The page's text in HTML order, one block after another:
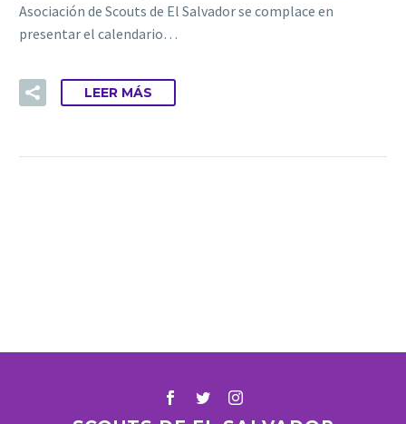
Asociación de Scouts de El Salvador se complace en
presentar el calendario…
LEER MÁS